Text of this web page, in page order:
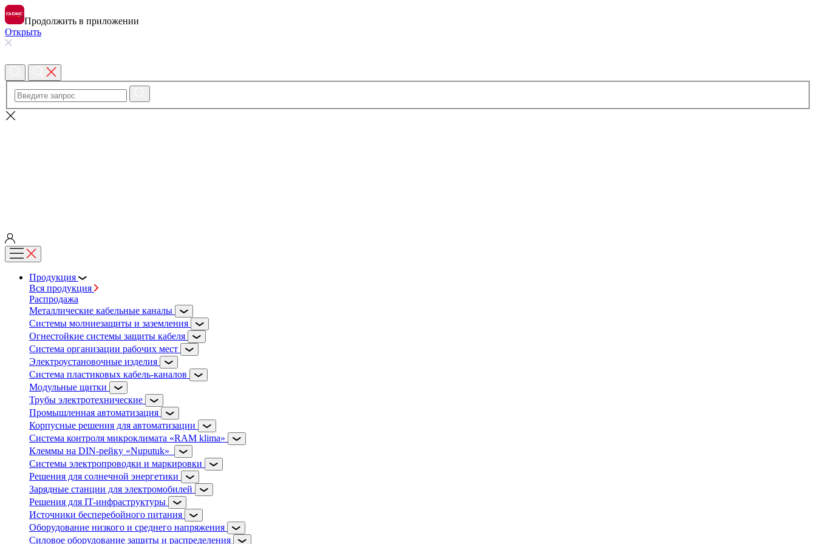
Продолжить в приложении
Открыть
Продукция
Вся продукция
Распродажа
Металлические кабельные каналы
Системы молниезащиты и заземления
Огнестойкие системы защиты кабеля
Система организации рабочих мест
Электроустановочные изделия
Система пластиковых кабель-каналов
Модульные щитки
Трубы электротехнические
Промышленная автоматизация
Корпусные решения для автоматизации
Система контроля микроклимата «RAM klima»
Клеммы на DIN-рейку «Nuputuk»
Системы электропроводки и маркировки
Решения для солнечной энергетики
Зарядные станции для электромобилей
Решения для IT-инфраструктуры
Источники бесперебойного питания
Оборудование низкого и среднего напряжения
Силовое оборудование защиты и распределения